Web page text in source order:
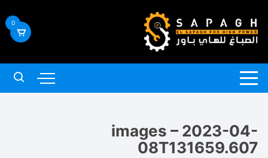
إلى
المحتوى
0
images – 2023-04-
08T131659.607